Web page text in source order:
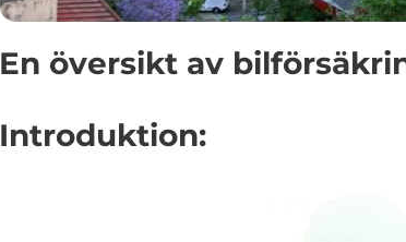
En översikt av
Introduktion: